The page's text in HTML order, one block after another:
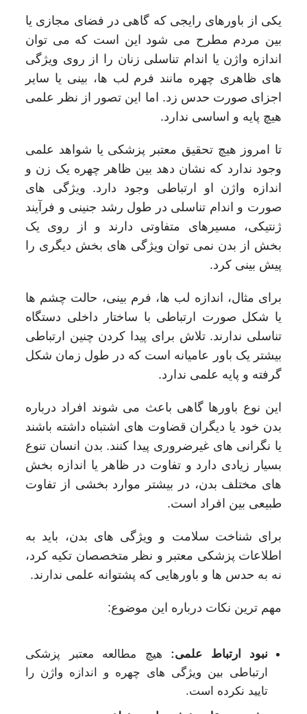
یکی از باورهای رایجی که گاهی در فضای مجازی یا
بین مردم مطرح می شود این است که می توان
اندازه واژن یا اندام تناسلی زنان را از روی ویژگی
های ظاهری چهره مانند فرم لب ها، بینی یا سایر
اجزای صورت حدس زد. اما این تصور از نظر علمی
هیچ پایه و اساسی ندارد.
تا امروز هیچ تحقیق معتبر پزشکی یا شواهد علمی
وجود ندارد که نشان دهد بین ظاهر چهره یک زن و
اندازه واژن او ارتباطی وجود دارد. ویژگی های
صورت و اندام تناسلی در طول رشد جنینی و فرآیند
ژنتیکی، مسیرهای متفاوتی دارند و از روی یک
بخش از بدن نمی توان ویژگی های بخش دیگری را
پیش بینی کرد.
برای مثال، اندازه لب ها، فرم بینی، حالت چشم ها
یا شکل صورت ارتباطی با ساختار داخلی دستگاه
تناسلی ندارند. تلاش برای پیدا کردن چنین ارتباطی
بیشتر یک باور عامیانه است که در طول زمان شکل
گرفته و پایه علمی ندارد.
این نوع باورها گاهی باعث می شوند افراد درباره
بدن خود یا دیگران قضاوت های اشتباه داشته باشند
یا نگرانی های غیرضروری پیدا کنند. بدن انسان تنوع
بسیار زیادی دارد و تفاوت در ظاهر یا اندازه بخش
های مختلف بدن، در بیشتر موارد بخشی از تفاوت
طبیعی بین افراد است.
برای شناخت سلامت و ویژگی های بدن، باید به
اطلاعات پزشکی معتبر و نظر متخصصان تکیه کرد،
نه به حدس ها و باورهایی که پشتوانه علمی ندارند.
مهم ترین نکات درباره این موضوع:
نبود ارتباط علمی: هیچ مطالعه معتبر پزشکی
ارتباطی بین ویژگی های چهره و اندازه واژن را
تایید نکرده است.